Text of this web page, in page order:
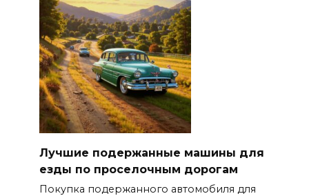
Лучшие подержанные машины для
езды по проселочным дорогам
Покупка подержанного автомобиля для